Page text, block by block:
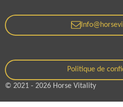
Politique de
© 2021 - 2026 Horse Vitality